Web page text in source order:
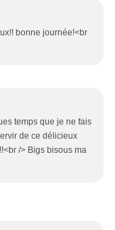
bonne journée!<br
temps que je ne fais
de ce délicieux
/> Bigs bisous ma